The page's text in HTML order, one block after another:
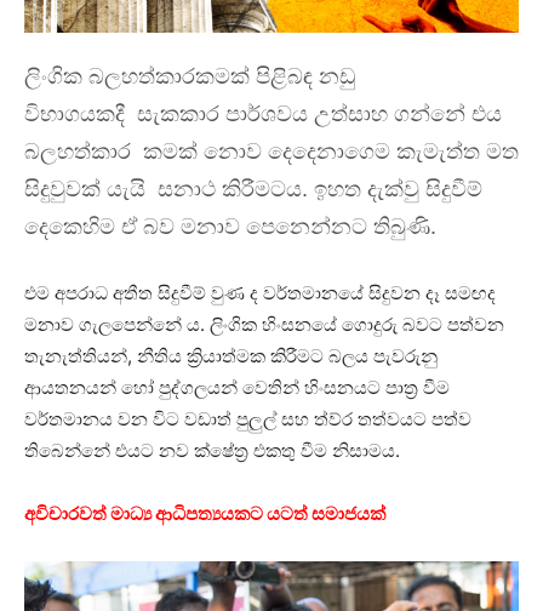
ලිංගික බලහත්කාරකමක් පිළිබඳ නඩු
විභාගයකදී සැකකාර පාර්ශවය උත්සාහ ගන්නේ එය
බලහත්කාර කමක් නොව දෙදෙනාගෙම කැමැත්ත මත
සිදුවුවක් යැයි සනාථ කිරීමටය. ඉහත දැක්වු සිදුවීම්
දෙකෙහිම ඒ බව මනාව පෙනෙන්නට තිබුණි.
එම අපරාධ අතීත සිදුවීම් වුණ ද වර්තමානයේ සිදුවන දෑ සමඟද
මනාව ගැලපෙන්නේ ය. ලිංගික හිංසනයේ ගොදුරු බවට පත්වන
තැනැත්තියන්, නීතිය ක්‍රියාත්මක කිරීමට බලය පැවරුනු
ආයතනයන් හෝ පුද්ගලයන් වෙතින් හිංසනයට පාත්‍ර වීම
වර්තමානය වන විට වඩාත් පුලුල් සහ ත්ව්ර තත්වයට පත්ව
තිබෙන්නේ එයට නව ක්ෂේත්‍ර එකතු වීම නිසාමය.
අවිචාරවත් මාධ්‍ය ආධිපත්‍යයකට යටත් සමාජයක්